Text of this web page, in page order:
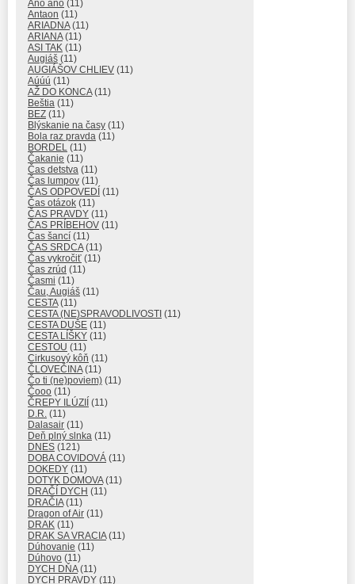
Ano áno (11)
Antaon (11)
ARIADNA(11)
ARIANA(11)
ASI TAK (11)
Augiáš (11)
AUGIÁŠOV CHLIEV (11)
Aúúú (11)
AŽ DO KONCA(11)
Beštia (11)
BEZ (11)
Blýskanie na časy (11)
Bola raz pravda (11)
BORDEL (11)
Čakanie (11)
Čas detstva (11)
Čas lumpov (11)
ČAS ODPOVEDÍ (11)
Čas otázok (11)
ČAS PRAVDY (11)
ČAS PRÍBEHOV (11)
Čas šancí (11)
ČAS SRDCA(11)
Čas vykročiť (11)
Čas zrúd (11)
Časmi (11)
Čau, Augiáš (11)
CESTA(11)
CESTA (NE)SPRAVODLIVOSTI (11)
CESTA DUŠE (11)
CESTA LÍŠKY (11)
CESTOU (11)
Cirkusový kôň (11)
ČLOVEČINA(11)
Čo ti (ne)poviem) (11)
Čooo (11)
ČREPY ILÚZIÍ (11)
D.R. (11)
Dalasair (11)
Deň plný slnka (11)
DNES (121)
DOBA COVIDOVÁ (11)
DOKEDY (11)
DOTYK DOMOVA(11)
DRAČÍ DYCH (11)
DRAČIA(11)
Dragon of Air (11)
DRAK (11)
DRAK SA VRACIA(11)
Dúhovanie (11)
Dúhovo (11)
DYCH DŇA(11)
DYCH PRAVDY (11)